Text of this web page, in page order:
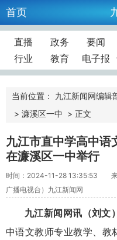
首页
直播 政务 要闻
行业
教育 电子报
当前位置： 九江新闻网编辑
> 濂溪区一中 > 正文
九江市直中学高中语
在濂溪区一中举行
时间：2024-11-28 13:35:53
广播电视台）九江新闻网
九江新闻网讯（刘文）
中语文教师专业教学、教